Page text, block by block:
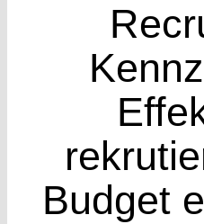
Budget